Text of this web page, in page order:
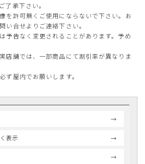
了承下さい。
を許可無くご使用にならないで下さい。お
い合せよりご連絡下さい。
予告なく変更されることがあります。予め
店舗では、一部商品にて割引率が異なりま
ず屋内でお願いします。
表示